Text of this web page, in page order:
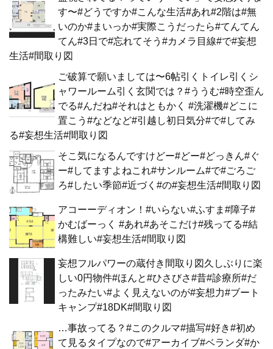
す〜#どうですか#こんな生活#あれ#2階は#無
いのか#まいっか#実際こうだったら#てんてん
てん#3日で#忘れてそう#カメラ目線#で#妄想
生活#間取り図
ご破算で願いましては〜6帖引くトイレ引くシ
ャワールーム引く玄関では？#ううむ#時空歪ん
でる#んだね#それはともかく #洗濯機#どこに
置こう#などなど#引越し初日気分#で#してみ
る#妄想生活#間取り図
そこ気になるんですけどー#どー#どっきん#ぐ
ー#してますよねこれ#サンルーム#で#ごろご
ろ#したい季節#近づく#の#妄想生活#間取り図
アコーーディオン！#いらない#ふすま#障子#
かむばーっく #あれ#あそこだけ#残ってる#結
構難しい#妄想生活#間取り図
妄想フルパワーの蔵付き間取り図久しぶりに楽
しい0円物件#ほんと#ひさびさ#昔#診療所#だ
ったみたい#よく見えないのが#妄想力#ブート
キャンプ#18DK#間取り図
…事故ってる？#このクルマ#描写#好き#初め
て見るタイプなので#アーカイブ#ベランダ#か